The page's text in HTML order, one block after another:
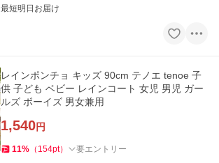
最短明日お届け
レインポンチョ キッズ 90cm テノエ tenoe 子
供 子ども ベビー レインコート 女児 男児 ガー
ルズ ボーイズ 男女兼用
1,540円
11% （ 154pt） 要エントリー